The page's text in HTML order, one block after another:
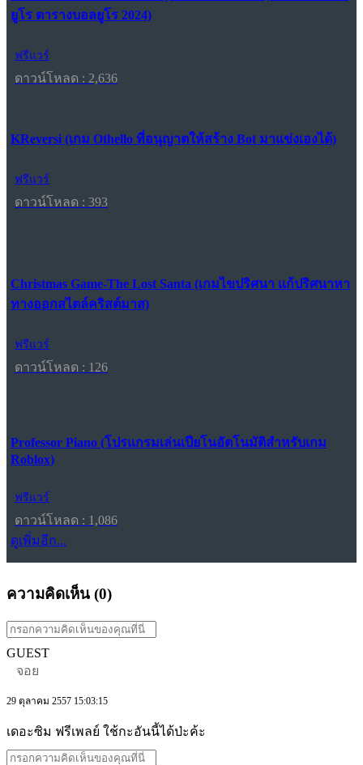
ยูโร ตารางบอลยูโร 2024)
ฟรีแวร์
ดาวน์โหลด : 2,636
KReversi (เกม Othello ที่อนุญาตให้สร้าง Bot มาแข่งเองได้)
ฟรีแวร์
ดาวน์โหลด : 393
Christmas Game-The Lost Santa (เกมไขปริศนา แก้ปริศนาหา
ทางออกสไตล์คริสต์มาส)
ฟรีแวร์
ดาวน์โหลด : 126
Professor Piano (โปรแกรมเล่นเปียโนอัตโนมัติสำหรับเกม
Roblox)
ฟรีแวร์
ดาวน์โหลด : 1,086
ดูเพิ่มอีก...
ความคิดเห็น (0)
GUEST
จอย
29 ตุลาคม 2557 15:03:15
เดอะซิม ฟรีเพลย์ ใช้กะอันนี้ได้ป่ะค้ะ